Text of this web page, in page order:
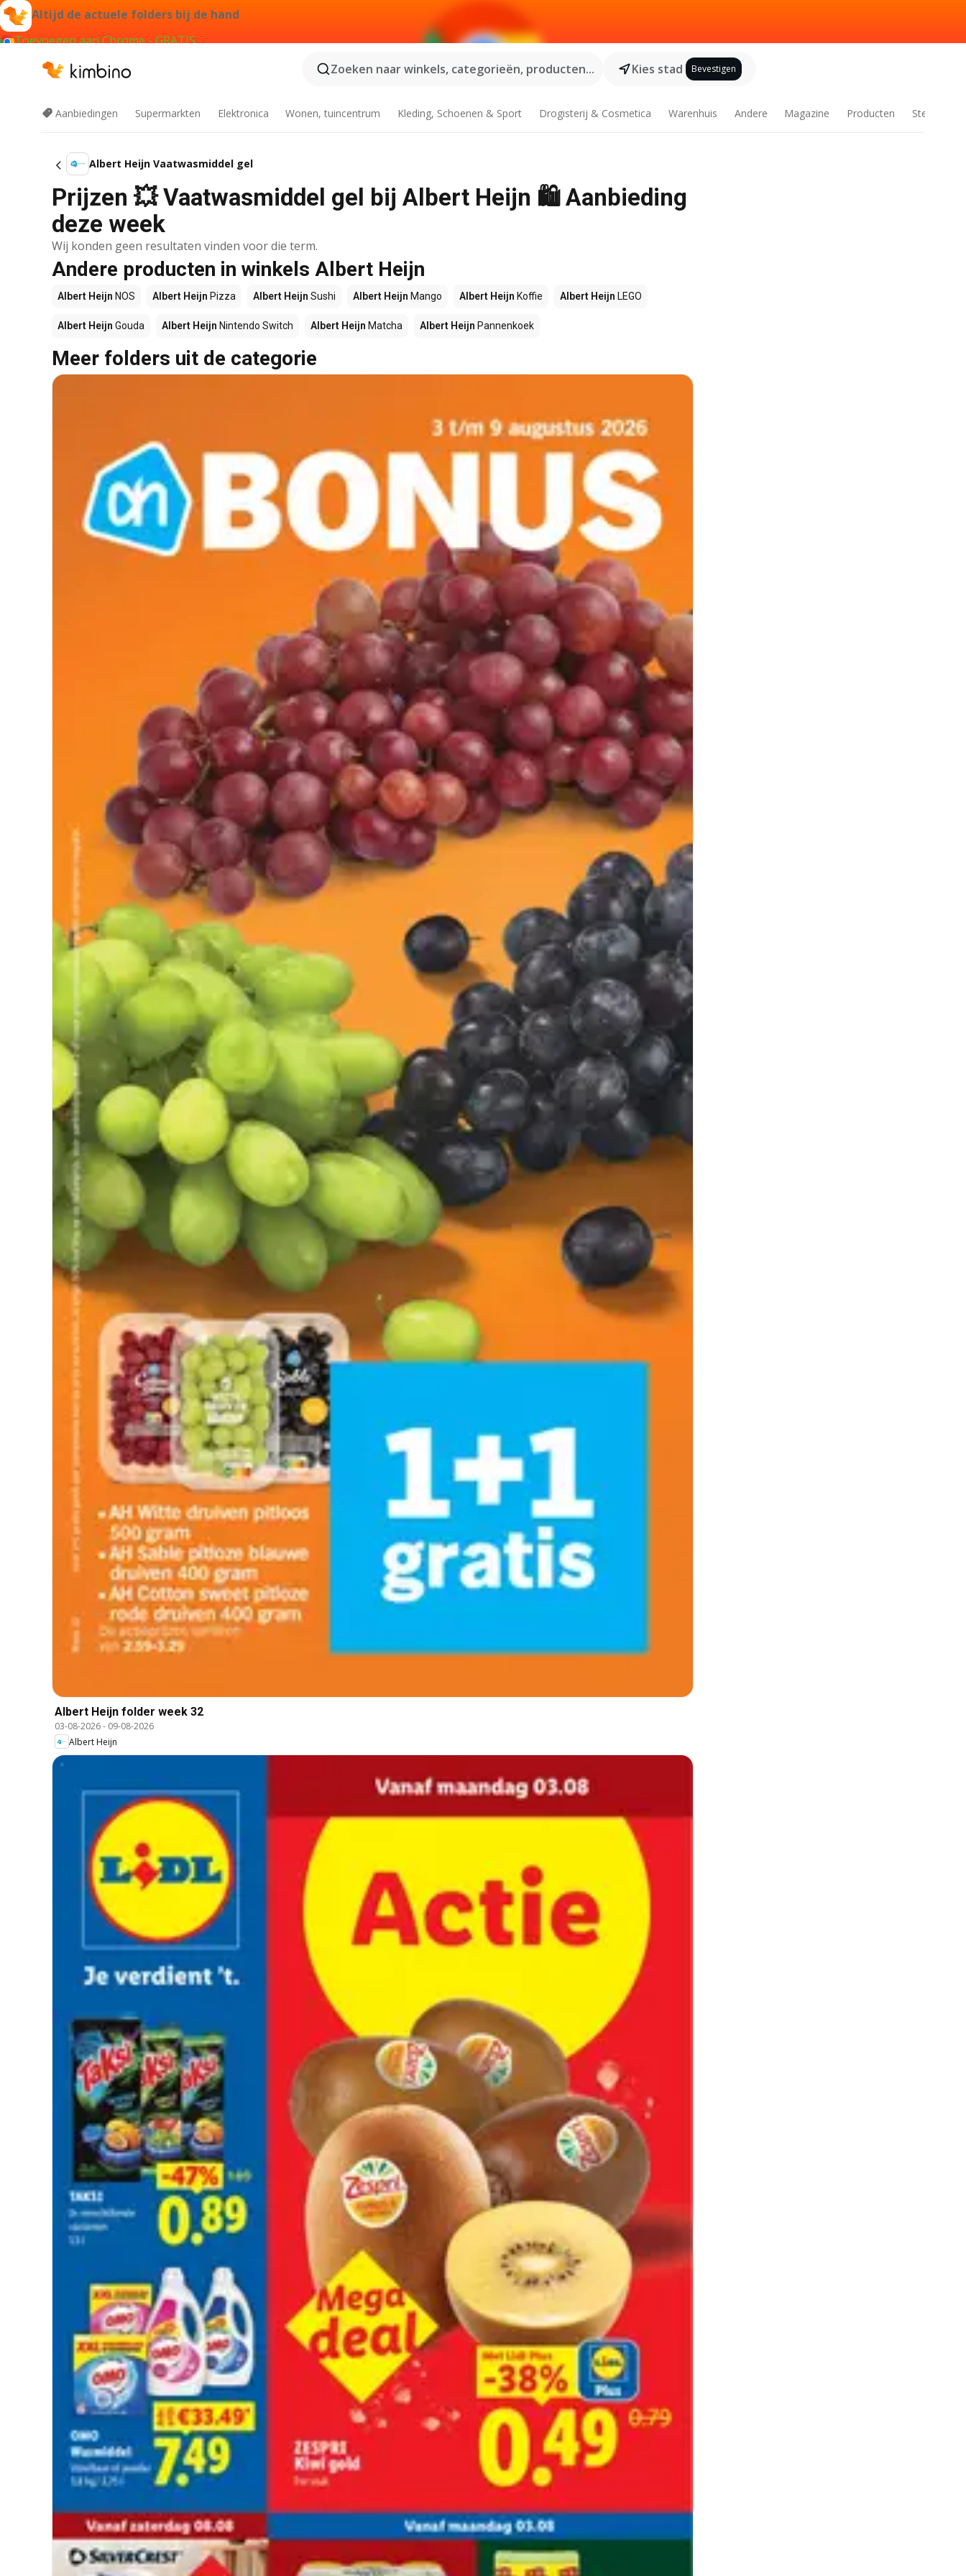
Altijd de actuele folders bij de hand
Toevoegen aan Chrome - GRATIS
Zoeken naar winkels, categorieën, producten...
Kies stad Bevestigen
Aanbiedingen Supermarkten Elektronica Wonen, tuincentrum Kleding, Schoenen & Sport Drogisterij & Cosmetica Warenhuis Andere Magazine Producten Steden
Albert Heijn Vaatwasmiddel gel
Prijzen 💥 Vaatwasmiddel gel bij Albert Heijn 🛍️ Aanbieding
deze week
Wij konden geen resultaten vinden voor die term.
Andere producten in winkels Albert Heijn
Albert Heijn NOS Albert Heijn Pizza Albert Heijn Sushi Albert Heijn Mango Albert Heijn Koffie Albert Heijn LEGO
Albert Heijn Gouda Albert Heijn Nintendo Switch Albert Heijn Matcha Albert Heijn Pannenkoek
Meer folders uit de categorie
Albert Heijn folder week 32
03-08-2026- 09-08-2026
Albert Heijn